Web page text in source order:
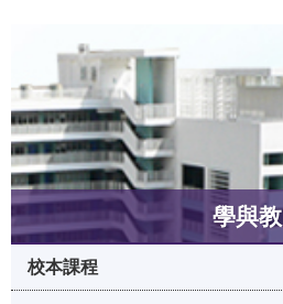
學與教
校本課程